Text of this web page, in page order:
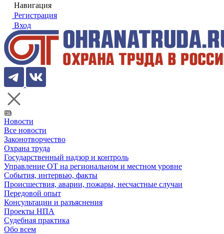
Навигация
Регистрация
Вход
Новости
Все новости
Законотворчество
Охрана труда
Государственный надзор и контроль
Управление ОТ на региональном и местном уровне
События, интервью, факты
Происшествия, аварии, пожары, несчастные случаи
Передовой опыт
Консультации и разъяснения
Проекты НПА
Судебная практика
Обо всем